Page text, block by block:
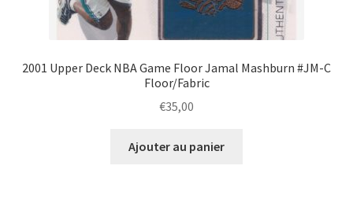
2001 Upper Deck NBA Game Floor Jamal Mashburn #JM-C
Floor/Fabric
€35,00
Ajouter au panier